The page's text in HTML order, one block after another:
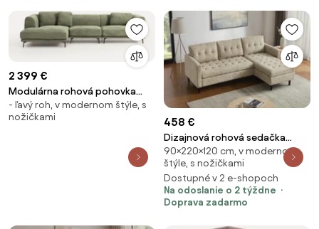
2 399 €
Modulárna rohová pohovka
Allpa (4-miestna)
- ľavý roh, v modernom štýle, s
nožičkami
458 €
Dizajnová rohová sedačka
Paulette 220 cm béžová
90×220×120 cm, v modernom
štýle, s nožičkami
Dostupné v 2 e-shopoch
Na odoslanie o 2 týždne
Doprava zadarmo